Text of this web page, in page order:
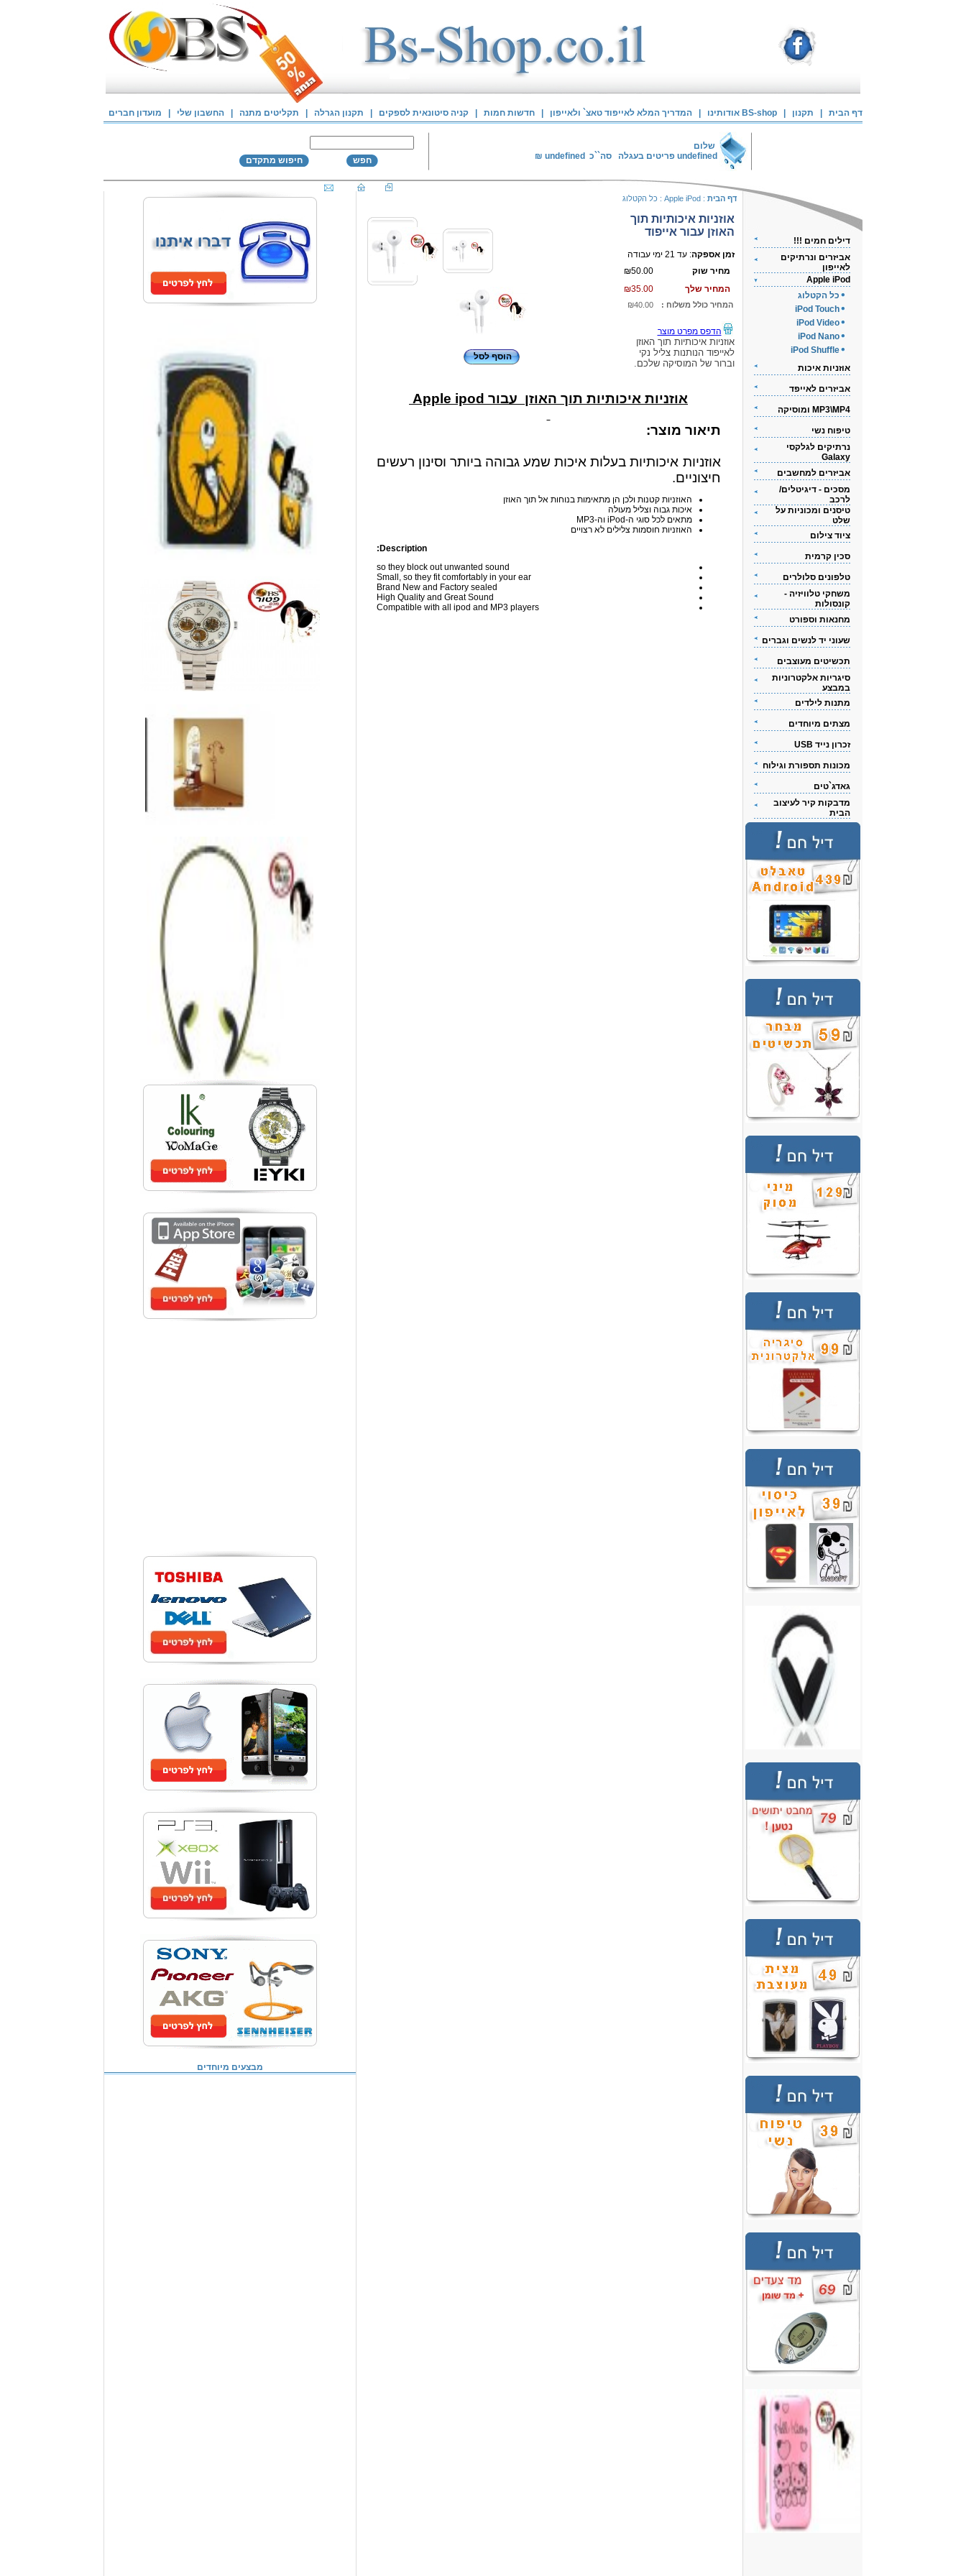
דף הבית תקנון אודותינו BS-shop המדריך המלא לאייפוד טאצ` ולאייפון חדשות חמות קניה סיטונאית לספקים תקנון הגרלה תקליטים מתנה החשבון שלי מועדון חברים
שלום
undefined פריטים בעגלה סה``כ undefined
₪ חפש חיפוש מתקדם
מבצעים מיוחדים
דף הבית :
Apple iPod
:כל הקטלוג
הוסף לסל
אוזניות איכותיות תוך
האוזן עבור אייפוד
זמן אספקה: עד 21 ימי עבודה
₪50.00
מחיר שוק
₪35.00
המחיר שלך
₪40.00 המחיר כולל משלוח :
הדפס מפרט מוצר
אוזניות איכותיות תוך האוזן
לאייפוד הנותנות צליל נקי
וברור של המוסיקה שלכם.
אוזניות איכותיות תוך האוזן עבור Apple ipod
תיאור מוצר:
אוזניות איכותיות בעלות איכות שמע גבוהה ביותר וסינון רעשים
חיצוניים.
האוזניות קטנות ולכן הן מתאימות בנוחות אל תוך האוזן
איכות גבוה וצליל מעולה
מתאים לכל סוגי ה-iPod וה-MP3
האוזניות חוסמות צלילים לא רצויים
Description:
so they block out unwanted sound
Small, so they fit comfortably in your ear
Brand New and Factory sealed
High Quality and Great Sound
Compatible with all ipod and MP3 players
דילים חמים !!!
אביזרים ונרתיקים
לאייפון
Apple iPod
כל הקטלוג
iPod Touch
iPod Video
iPod Nano
iPod Shuffle
אוזניות איכות
אביזרים לאייפד
MP3\MP4 ומוסיקה
טיפוח נשי
נרתיקים לגלקסי
Galaxy
אביזרים למחשבים
מסכים - דיגיטלים/
לרכב
טיסנים ומכוניות על
שלט
ציוד צילום
סכין קרמית
טלפונים סלולרים
משחקי טלוויזיה -
קונסולות
מחנאות וספורט
שעוני יד לנשים וגברים
תכשיטים מעוצבים
סיגריות אלקטרוניות
במבצע
מתנות לילדים
מצתים מיוחדים
זכרון נייד USB
מכונות תספורת וגילוח
גאדג`טים
מדבקות קיר לעיצוב
הבית